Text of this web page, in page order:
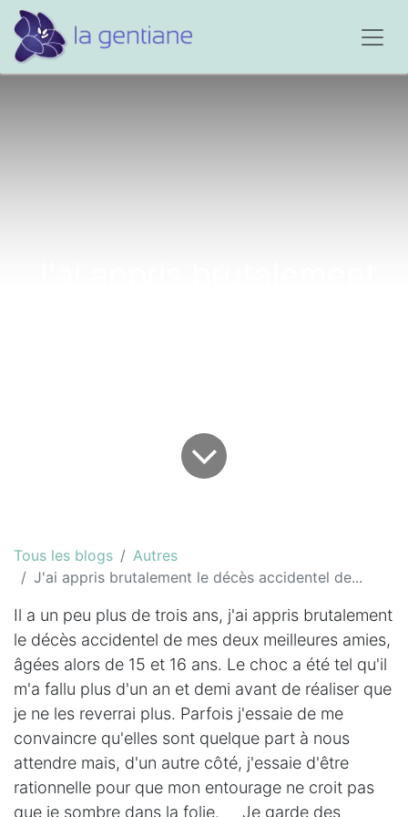
Tous les blogs
Autres
J'ai appris brutalement le décès accidentel de...
Il a un peu plus de trois ans, j'ai appris brutalement
le décès accidentel de mes deux meilleures amies,
âgées alors de 15 et 16 ans. Le choc a été tel qu'il
m'a fallu plus d'un an et demi avant de réaliser que
je ne les reverrai plus. Parfois j'essaie de me
convaincre qu'elles sont quelque part à nous
attendre mais, d'un autre côté, j'essaie d'être
rationnelle pour que mon entourage ne croit pas
que je sombre dans la folie. Je garde des